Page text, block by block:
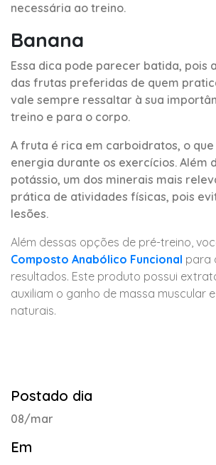
Postado dia
08/mar
Em
necessária ao treino.
Banana
Essa dica pode parecer batida, pois
das frutas preferidas de quem
vale sempre ressaltar à sua
treino e para o corpo.
A fruta é rica em carboidratos, o
energia durante os exercícios. Além
potássio, um dos minerais mais
prática de atividades físicas, pois
lesões.
Além dessas opções de pré-treino,
Composto Anabólico Funcional para
resultados. Este produto possui
auxiliam o ganho de massa muscular
naturais.